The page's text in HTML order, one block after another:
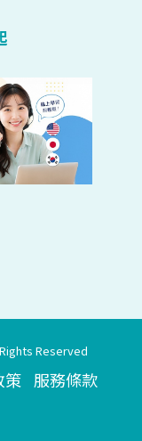
Reserved
策 服務條款